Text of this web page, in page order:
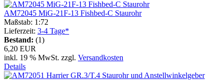
AM72045 MiG-21F-13 Fishbed-C Staurohr
Maßstab: 1:72
Lieferzeit: 3-4 Tage*
Bestand: (1)
6,20 EUR
inkl. 19 % MwSt. zzgl. Versandkosten
Details